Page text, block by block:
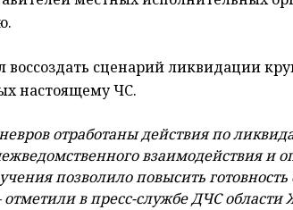
сценарий ликвидации
настоящему ЧС.
отработаны действия по
взаимодействия и
позволило повысить
в пресс-службе ДЧС области